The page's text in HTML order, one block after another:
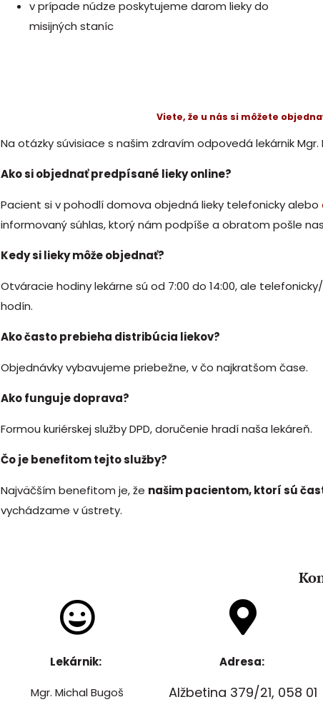
v prípade núdze poskytujeme darom lieky do
misijných staníc
Viete, že u nás si môžete
Na otázky súvisiace s našim zdravím odpovedá lekárnik Mgr.
Ako si objednať predpísané lieky online?
Pacient si v pohodlí domova objedná lieky telefonicky alebo
informovaný súhlas, ktorý nám podpíše a obratom pošle
Kedy si lieky môže objednať?
Otváracie hodiny lekárne sú od 7:00 do 14:00, ale
hodín.
Ako často prebieha distribúcia liekov?
Objednávky vybavujeme priebežne, v čo najkratšom čase.
Ako funguje doprava?
Formou kuriérskej služby DPD, doručenie hradí naša lekáreň.
Čo je benefitom tejto služby?
Najväčším benefitom je, že našim pacientom, ktorí sú
vychádzame v ústrety.
Lekárnik:
Mgr. Michal Bugoš
Adresa:
Alžbetina 379/21, 058 01